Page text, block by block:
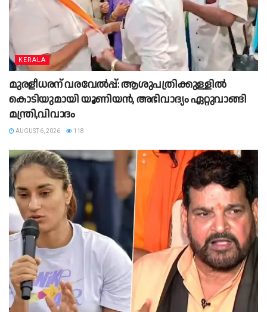
KERALA
മുരളീധരന് വരവേൽപ്പ്: ആശുപത്രിക്കുള്ളിൽ
കൊടിയുമായി യൂണിയൻ, അഭിവാദ്യം ഏറ്റുവാങ്ങി
മന്ത്രി,വിവാദം
AUGUST 6, 2026 118